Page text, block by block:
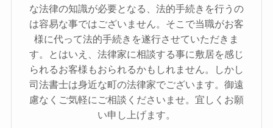
な法律の知識が必要となる、法的手続きを行うの
は容易な事ではございません。そこで当職がお客
様に代って法的手続きを遂行させていただきま
す。とはいえ、法律家に相談する事に敷居を感じ
られるお客様もおられるかもしれません。しかし
司法書士は身近な町の法律家でございます。御遠
慮なくご気軽にご相談くださいませ。宜しくお願
い申し上げます。